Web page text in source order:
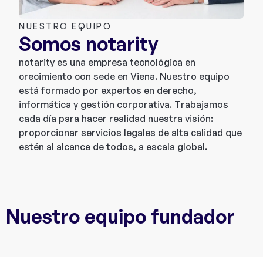
NUESTRO EQUIPO
Somos notarity
notarity es una empresa tecnológica en
crecimiento con sede en Viena. Nuestro equipo
está formado por expertos en derecho,
informática y gestión corporativa. Trabajamos
cada día para hacer realidad nuestra visión:
proporcionar servicios legales de alta calidad que
estén al alcance de todos, a escala global.
Nuestro equipo fundador